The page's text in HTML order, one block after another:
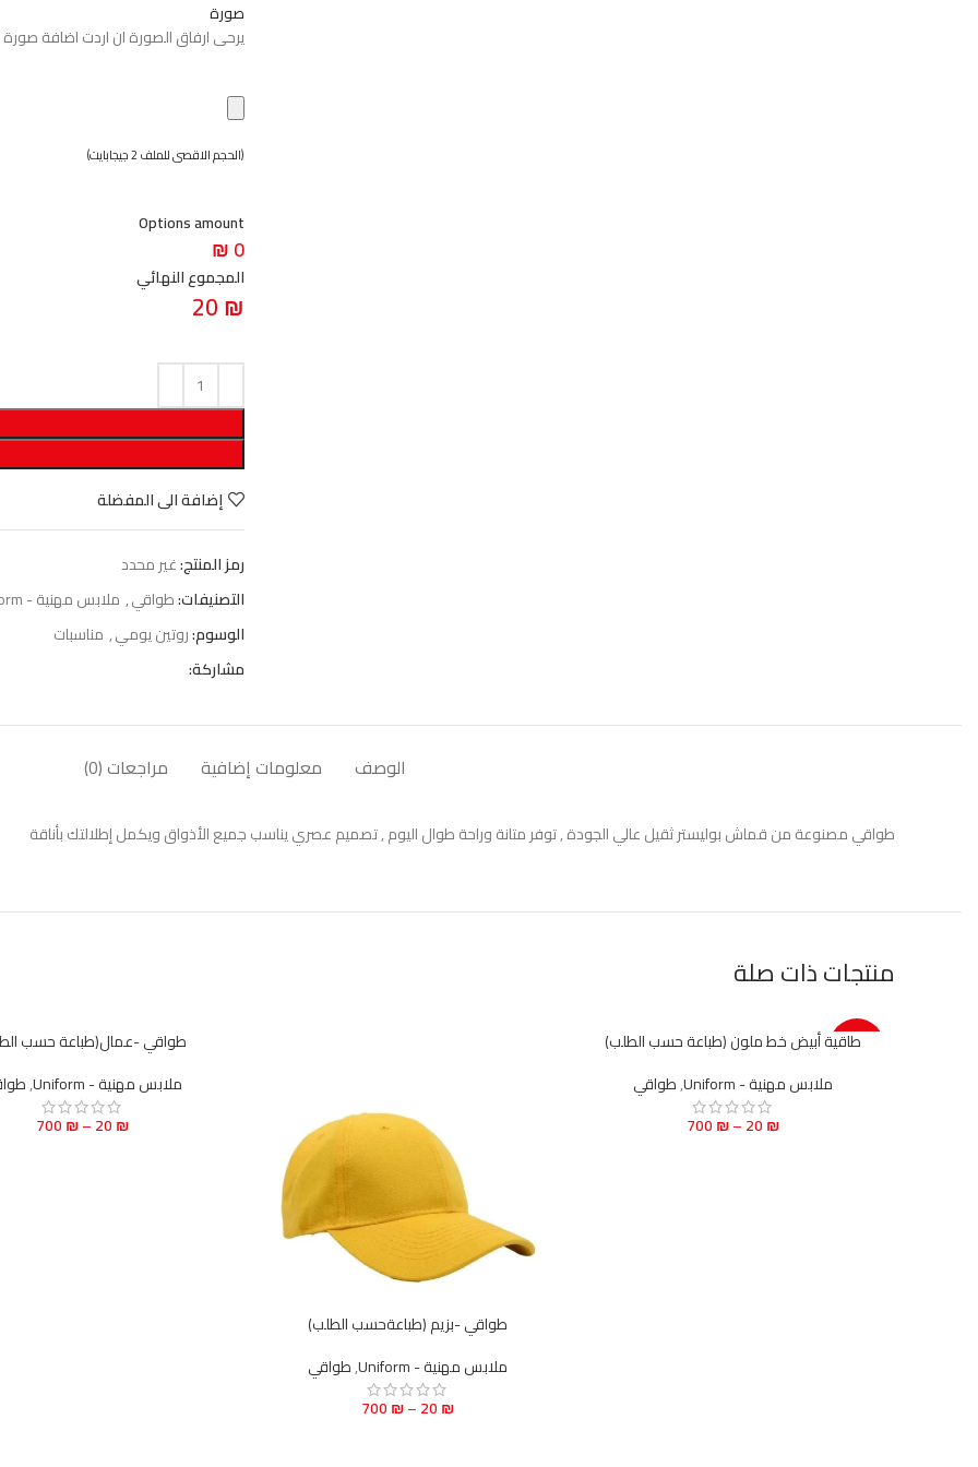
صورة
يرحى ارفاق الصورة ان اردت اضافة صورة
(الحجم الاقصى للملف 2 جيجابايت)
Options amount
0 ₪
المجموع النهائي
20₪
إضافة الى المفضلة
رمز المنتج:غير محدد
التصنيفات:طواقي, ملابس مهنية - Uniform
الوسوم:روتين يومي, مناسبات
مشاركة:
الوصف معلومات إضافية مراجعات (0)
طواقي مصنوعة من قماش بوليستر ثقيل عالي الجودة , توفر متانة وراحة طوال اليوم , تصميم عصري يناسب جميع الأذواق ويكمل إطلالتك بأناقة
منتجات ذات صلة
-65%
طاقية أبيض خط ملون (طباعة حسب الطلب)
ملابس مهنية - Uniform
,طواقي
20₪
–
700₪
طواقي -بزيم (طباعةحسب الطلب)
ملابس مهنية - Uniform
,طواقي
20₪
–
700₪
طواقي -عمال(طباعة حسب
ملابس مهنية - Uniform
,
20₪
–
700₪